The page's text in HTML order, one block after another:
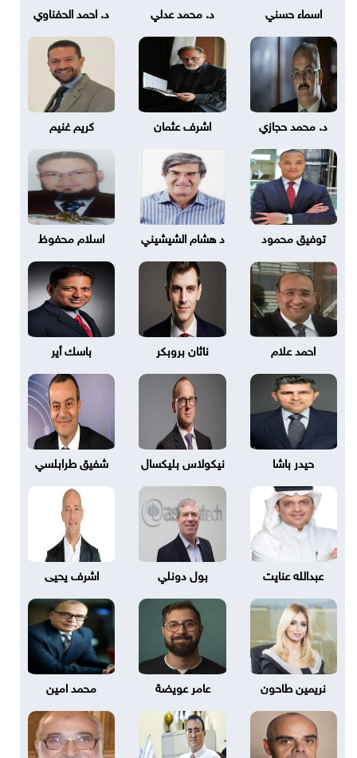
اسماء حسني د. محمد عدلي د. احمد الحفناوي
د. محمد حجازي اشرف عثمان كريم غنيم
توفيق محمود د هشام الشيشيني اسلام محفوظ
احمد علام ناثان بروبكر باسك أير
حيدر باشا نيكولاس بليكسال شفيق طرابلسي
عبدالله عنايت بول دونلي اشرف يحيى
نريمين طاحون عامر عويضة محمد امين